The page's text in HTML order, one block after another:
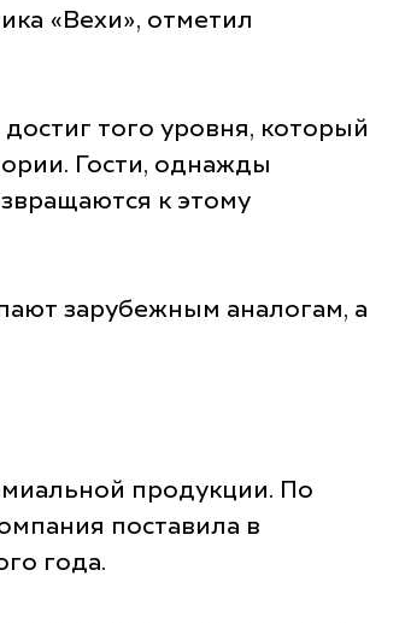
«Вехи», отметил
того уровня, который
Гости, однажды
к этому
зарубежным аналогам, а
продукции. По
поставила в
года.